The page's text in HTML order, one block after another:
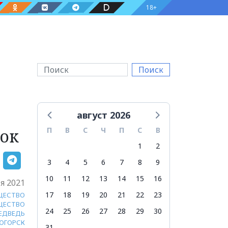
18+
Поиск
2021
август 2026
П В С Ч П С
В
1
2
3
4 5 6 7 8
9
10
11 12 13 14 15
16
17
18 19 20 21 22
23
24
25 26 27 28 29
30